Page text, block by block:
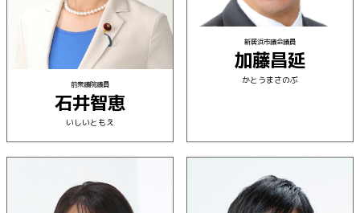
前衆議院議員
石井智恵
いしいともえ
新居浜市議会議員
加藤昌延
かとうまさのぶ